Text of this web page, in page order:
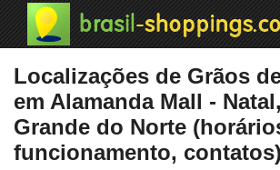
Localizações de Grãos
em Alamanda Mall -
Grande do Norte
funcionamento, contatos)